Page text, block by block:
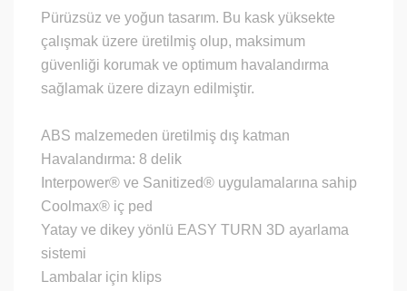
Pürüzsüz ve yoğun tasarım. Bu kask yüksekte
çalışmak üzere üretilmiş olup, maksimum
güvenliği korumak ve optimum havalandırma
sağlamak üzere dizayn edilmiştir.
ABS malzemeden üretilmiş dış katman
Havalandırma: 8 delik
Interpower® ve Sanitized® uygulamalarına sahip
Coolmax® iç ped
Yatay ve dikey yönlü EASY TURN 3D ayarlama
sistemi
Lambalar için klips